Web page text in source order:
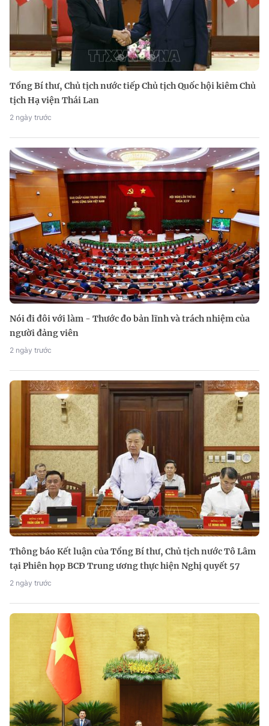
Tổng Bí thư, Chủ tịch nước tiếp Chủ tịch Quốc hội kiêm Chủ
tịch Hạ viện Thái Lan
2 ngày trước
Nói đi đôi với làm - Thước đo bản lĩnh và trách nhiệm của
người đảng viên
2 ngày trước
Thông báo Kết luận của Tổng Bí thư, Chủ tịch nước Tô Lâm
tại Phiên họp BCĐ Trung ương thực hiện Nghị quyết 57
2 ngày trước